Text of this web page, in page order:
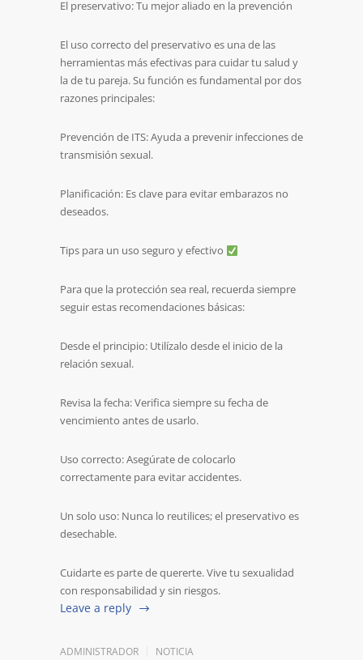
El preservativo: Tu mejor aliado en la prevención
El uso correcto del preservativo es una de las
herramientas más efectivas para cuidar tu salud y
la de tu pareja. Su función es fundamental por dos
razones principales:
Prevención de ITS: Ayuda a prevenir infecciones de
transmisión sexual.
Planificación: Es clave para evitar embarazos no
deseados.
Tips para un uso seguro y efectivo
Para que la protección sea real, recuerda siempre
seguir estas recomendaciones básicas:
Desde el principio: Utilízalo desde el inicio de la
relación sexual.
Revisa la fecha: Verifica siempre su fecha de
vencimiento antes de usarlo.
Uso correcto: Asegúrate de colocarlo
correctamente para evitar accidentes.
Un solo uso: Nunca lo reutilices; el preservativo es
desechable.
Cuidarte es parte de quererte. Vive tu sexualidad
con responsabilidad y sin riesgos.
Leave a reply
ADMINISTRADOR NOTICIA